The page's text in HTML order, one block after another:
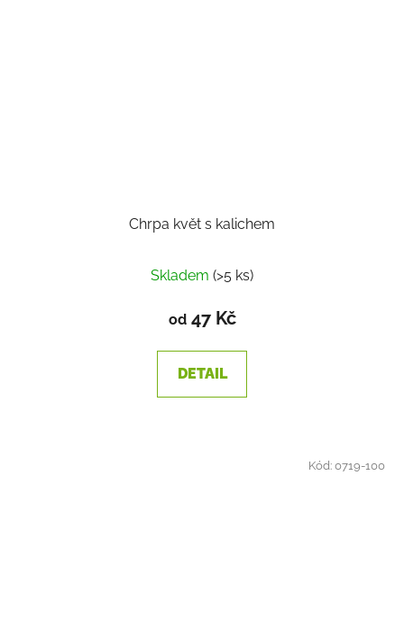
Chrpa květ s kalichem
Skladem (>5 ks)
od47 Kč
DETAIL
Kód:0719-100